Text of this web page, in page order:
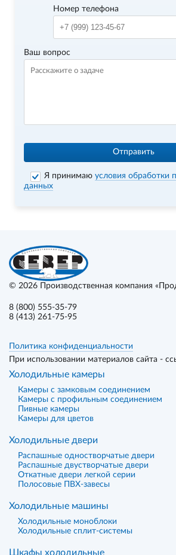
Номер телефона
Ваш вопрос
Отправить
Я принимаюусловия обработки
данных
© 2026 Производственная компания
8 (800) 555-35-79
8 (413) 261-75-95
Политика конфиденциальности
При использовании материалов сайта -
Холодильные камеры
Камеры с замковым соединением
Камеры с профильным соединением
Пивные камеры
Камеры для цветов
Холодильные двери
Распашные одностворчатые двери
Распашные двустворчатые двери
Откатные двери легкой серии
Полосовые ПВХ-завесы
Холодильные машины
Холодильные моноблоки
Холодильные сплит-системы
Шкафы холодильные